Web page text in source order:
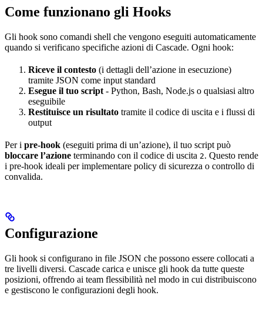
Come funzionano gli Hooks
Gli hook sono comandi shell che vengono eseguiti automaticamente
quando si verificano specifiche azioni di Cascade. Ogni hook:
Riceve il contesto (i dettagli dell’azione in esecuzione)
tramite JSON come input standard
Esegue il tuo script - Python, Bash, Node.js o qualsiasi altro
eseguibile
Restituisce un risultato tramite il codice di uscita e i flussi di
output
Per i pre-hook (eseguiti prima di un’azione), il tuo script può
bloccare l’azione terminando con il codice di uscita 2. Questo rende
i pre-hook ideali per implementare policy di sicurezza o controllo di
convalida.
Configurazione
Gli hook si configurano in file JSON che possono essere collocati a
tre livelli diversi. Cascade carica e unisce gli hook da tutte queste
posizioni, offrendo ai team flessibilità nel modo in cui distribuiscono
e gestiscono le configurazioni degli hook.